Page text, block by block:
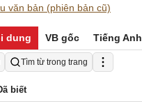
văn bản (phiên bản cũ)
dung VB gốc Tiếng Anh
Tìm từ trong trang
biết